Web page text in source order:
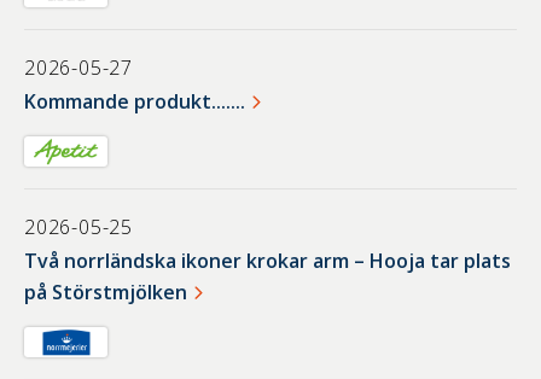
2026-05-27
Kommande produkt.......
2026-05-25
Två norrländska ikoner krokar arm – Hooja tar plats
på Störstmjölken